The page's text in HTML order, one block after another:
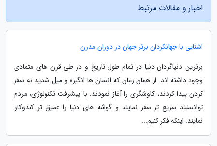
اخبار و مقالات مرتبط
آشنایی با جهانگردان برتر جهان در دوران مدرن
برترین دنیاگردان دنیا در تمام طول تاریخ و در طی قرن های متمادی
وجود داشته اند. از همان زمان که انسان ها انگیزه و میل شدید به سفر
کردن پیدا کردند، کاوشگری را آغاز نمودند. با پیشرفت تکنولوژی، مردم
توانستند سریع تر سفر نمایند و گوشه های دنیا را عمیق تر کندوکاو
نمایند. اینکه فکر کنیم...